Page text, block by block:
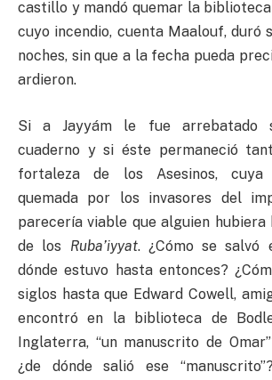
castillo y mandó quemar la biblioteca
cuyo incendio, cuenta Maalouf, duró
noches, sin que a la fecha pueda
ardieron.
Si a Jayyám le fue arrebatado
cuaderno y si éste permaneció
fortaleza de los Asesinos,
quemada por los invasores del
parecería viable que alguien hubiera
de los Ruba’iyyat. ¿Cómo se salvó
dónde estuvo hasta entonces?
siglos hasta que Edward Cowell,
encontró en la biblioteca de
Inglaterra, “un manuscrito de
¿de dónde salió ese